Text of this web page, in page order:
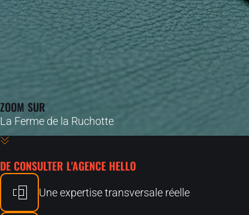
ZOOM SUR
La Ferme de la Ruchotte
DE CONSULTER L'AGENCE HELLO
Une expertise transversale réelle